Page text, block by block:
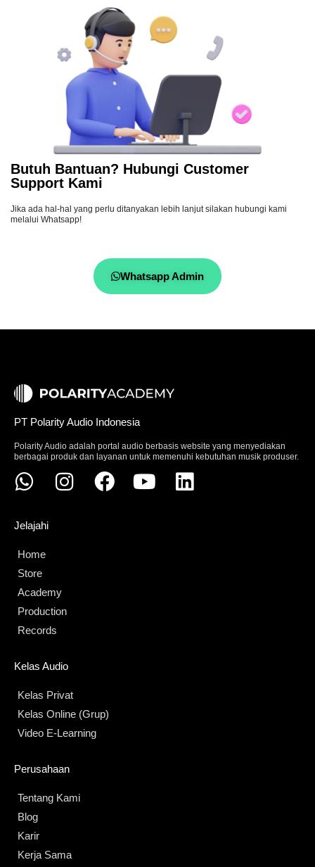
Butuh Bantuan? Hubungi Customer
Support Kami
Jika ada hal-hal yang perlu ditanyakan lebih lanjut silakan hubungi kami
melalui Whatsapp!
Whatsapp Admin
PT Polarity Audio Indonesia
Polarity Audio adalah portal audio berbasis website yang menyediakan
berbagai produk dan layanan untuk memenuhi kebutuhan musik produser.
Jelajahi
Home
Store
Academy
Production
Records
Kelas Audio
Kelas Privat
Kelas Online (Grup)
Video E-Learning
Perusahaan
Tentang Kami
Blog
Karir
Kerja Sama